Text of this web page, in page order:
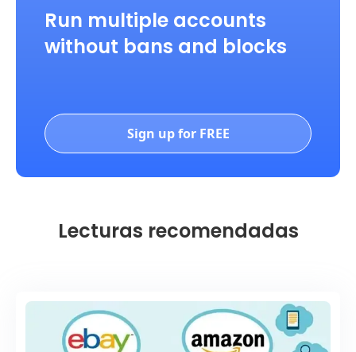
Run multiple accounts
without bans and blocks
Sign up for FREE
Lecturas recomendadas